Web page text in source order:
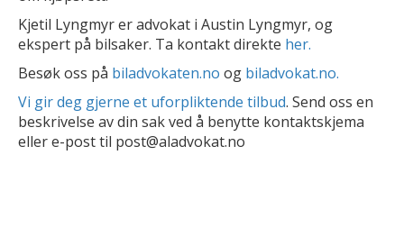
Kjetil Lyngmyr er advokat i Austin Lyngmyr, og
ekspert på bilsaker. Ta kontakt direkte her.
Besøk oss på biladvokaten.no og biladvokat.no.
Vi gir deg gjerne et uforpliktende tilbud. Send oss en
beskrivelse av din sak ved å benytte kontaktskjema
eller e-post til post@aladvokat.no